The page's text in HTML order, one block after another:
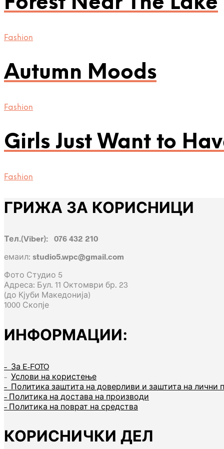
Fashion
Autumn Moods
Fashion
Girls Just Want to
Fashion
ГРИЖА ЗА КОРИСНИЦИ
Тел.(Viber): 076 432 210
емаил: studio5.wpc@gmail.com
Фото Студио 5
Адреса: Бул. 11 Октомври бр. 23
(до Кјуби Македонија)
1000 Скопје
ИНФОРМАЦИИ:
– За E-FOTO
– Услови на користење
– Политика заштита на доверливи и заштита на лични
– Политика на достава на производи
– Политика на поврат на средства
КОРИСНИЧКИ ДЕЛ